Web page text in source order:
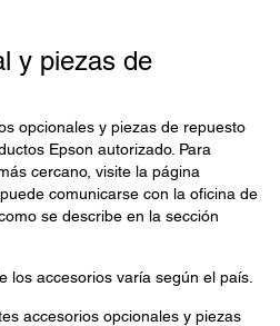
y piezas de
opcionales y piezas de repuesto
Epson autorizado. Para
cercano, visite la página
puede comunicarse con la oficina de
se describe en la sección
los accesorios varía según el país.
accesorios opcionales y piezas